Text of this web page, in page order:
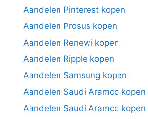
Aandelen Pinterest kopen
Aandelen Prosus kopen
Aandelen Renewi kopen
Aandelen Ripple kopen
Aandelen Samsung kopen
Aandelen Saudi Aramco kopen
Aandelen Saudi Aramco kopen